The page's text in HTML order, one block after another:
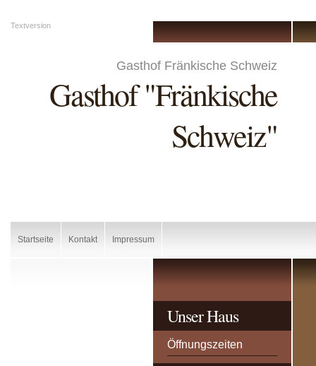
Textversion
Gasthof Fränkische Schweiz
Gasthof "Fränkische
Schweiz"
Startseite Kontakt Impressum
Unser Haus
Öffnungszeiten